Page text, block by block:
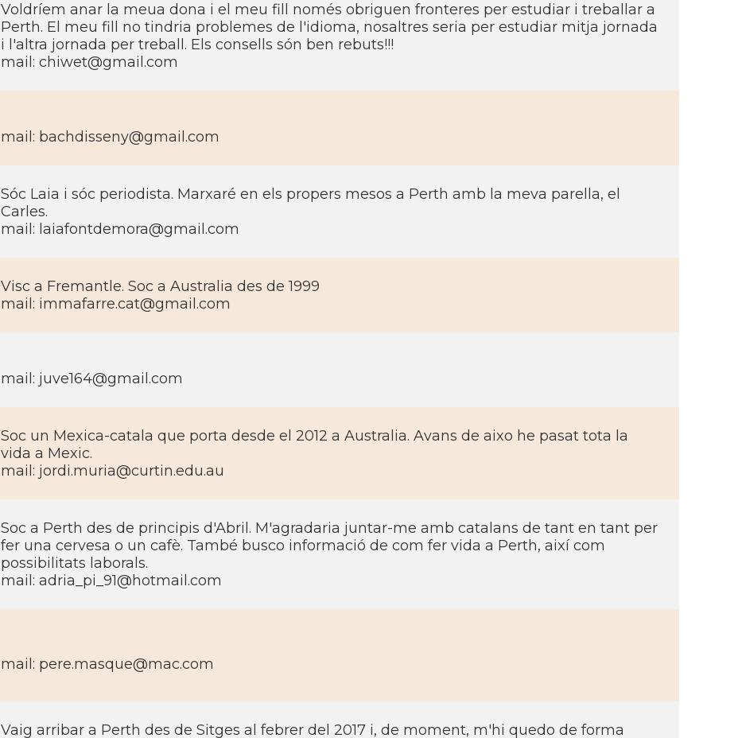
Voldríem anar la meua dona i el meu fill només obriguen fronteres per estudiar i treballar a
Perth. El meu fill no tindria problemes de l'idioma, nosaltres seria per estudiar mitja jornada
i l'altra jornada per treball. Els consells són ben rebuts!!!
mail: chiwet@gmail.com
mail: bachdisseny@gmail.com
Sóc Laia i sóc periodista. Marxaré en els propers mesos a Perth amb la meva parella, el
Carles.
mail: laiafontdemora@gmail.com
Visc a Fremantle. Soc a Australia des de 1999
mail: immafarre.cat@gmail.com
mail: juve164@gmail.com
Soc un Mexica-catala que porta desde el 2012 a Australia. Avans de aixo he pasat tota la
vida a Mexic.
mail: jordi.muria@curtin.edu.au
Soc a Perth des de principis d'Abril. M'agradaria juntar-me amb catalans de tant en tant per
fer una cervesa o un cafè. També busco informació de com fer vida a Perth, així­ com
possibilitats laborals.
mail: adria_pi_91@hotmail.com
mail: pere.masque@mac.com
Vaig arribar a Perth des de Sitges al febrer del 2017 i, de moment, m'hi quedo de forma